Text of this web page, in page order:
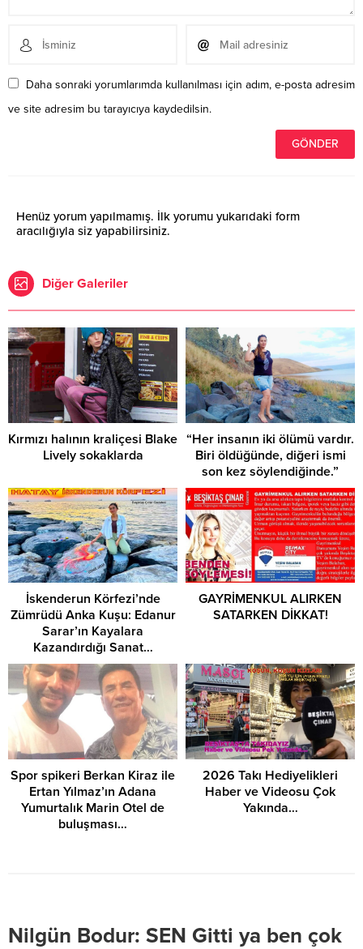
Daha sonraki yorumlarımda kullanılması için adım, e-posta adresim
ve site adresim bu tarayıcıya kaydedilsin.
Henüz yorum yapılmamış. İlk yorumu yukarıdaki form
aracılığıyla siz yapabilirsiniz.
Diğer Galeriler
Kırmızı halının kraliçesi Blake
Lively sokaklarda
“Her insanın iki ölümü vardır.
Biri öldüğünde, diğeri ismi
son kez söylendiğinde.”
İskenderun Körfezi’nde
Zümrüdü Anka Kuşu: Edanur
Sarar’ın Kayalara
Kazandırdığı Sanat…
GAYRİMENKUL ALIRKEN
SATARKEN DİKKAT!
Spor spikeri Berkan Kiraz ile
Ertan Yılmaz’ın Adana
Yumurtalık Marin Otel de
buluşması…
2026 Takı Hediyelikleri
Haber ve Videosu Çok
Yakında…
Nilgün Bodur: SEN Gitti ya ben çok